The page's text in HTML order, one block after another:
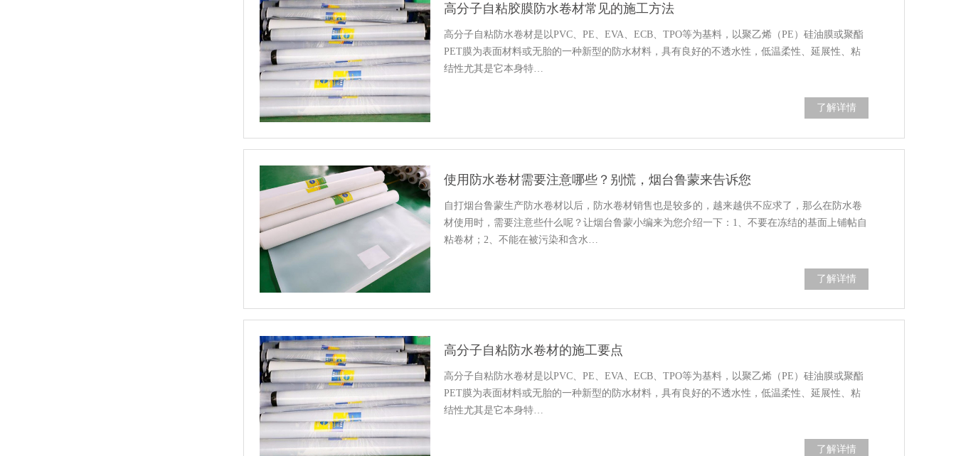
高分子自粘胶膜防水卷材常见的施工方法
高分子自粘防水卷材是以PVC、PE、EVA、ECB、TPO等为基料，以聚乙烯（PE）硅油膜或聚酯
PET膜为表面材料或无胎的一种新型的防水材料，具有良好的不透水性，低温柔性、延展性、粘
结性尤其是它本身特…
了解详情
使用防水卷材需要注意哪些？别慌，烟台鲁蒙来告诉您
自打烟台鲁蒙生产防水卷材以后，防水卷材销售也是较多的，越来越供不应求了，那么在防水卷
材使用时，需要注意些什么呢？让烟台鲁蒙小编来为您介绍一下：1、不要在冻结的基面上铺帖自
粘卷材；2、不能在被污染和含水…
了解详情
高分子自粘防水卷材的施工要点
高分子自粘防水卷材是以PVC、PE、EVA、ECB、TPO等为基料，以聚乙烯（PE）硅油膜或聚酯
PET膜为表面材料或无胎的一种新型的防水材料，具有良好的不透水性，低温柔性、延展性、粘
结性尤其是它本身特…
了解详情